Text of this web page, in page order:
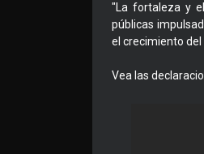
"La fortaleza y
públicas
el crecimiento
Vea las